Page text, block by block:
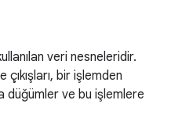
veri nesneleridir.
bir işlemden
düğümler ve bu işlemlere